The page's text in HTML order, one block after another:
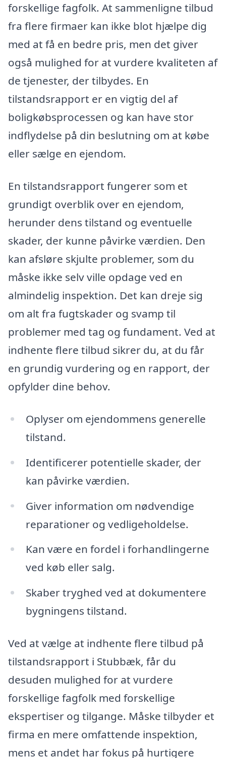
forskellige fagfolk. At sammenligne tilbud
fra flere firmaer kan ikke blot hjælpe dig
med at få en bedre pris, men det giver
også mulighed for at vurdere kvaliteten af
de tjenester, der tilbydes. En
tilstandsrapport er en vigtig del af
boligkøbsprocessen og kan have stor
indflydelse på din beslutning om at købe
eller sælge en ejendom.
En tilstandsrapport fungerer som et
grundigt overblik over en ejendom,
herunder dens tilstand og eventuelle
skader, der kunne påvirke værdien. Den
kan afsløre skjulte problemer, som du
måske ikke selv ville opdage ved en
almindelig inspektion. Det kan dreje sig
om alt fra fugtskader og svamp til
problemer med tag og fundament. Ved at
indhente flere tilbud sikrer du, at du får
en grundig vurdering og en rapport, der
opfylder dine behov.
Oplyser om ejendommens generelle
tilstand.
Identificerer potentielle skader, der
kan påvirke værdien.
Giver information om nødvendige
reparationer og vedligeholdelse.
Kan være en fordel i forhandlingerne
ved køb eller salg.
Skaber tryghed ved at dokumentere
bygningens tilstand.
Ved at vælge at indhente flere tilbud på
tilstandsrapport i Stubbæk, får du
desuden mulighed for at vurdere
forskellige fagfolk med forskellige
ekspertiser og tilgange. Måske tilbyder et
firma en mere omfattende inspektion,
mens et andet har fokus på hurtigere